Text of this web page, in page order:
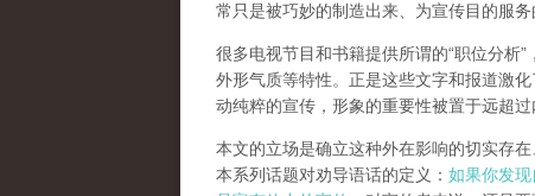
常只是被巧妙的制造出来、为宣传目的服
很多电视节目和书籍提供所谓的“职位分析
外形气质等特性。正是这些文字和报道激
动纯粹的宣传，形象的重要性被置于远超过
本文的立场是确立这种外在影响的切实存
本系列话题对劝导语话的定义： 如果你发